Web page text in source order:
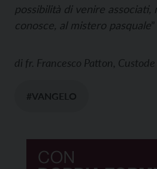
possibilità di venire associati,
conosce, al mistero pasquale
di fr. Francesco Patton,
#VANGELO